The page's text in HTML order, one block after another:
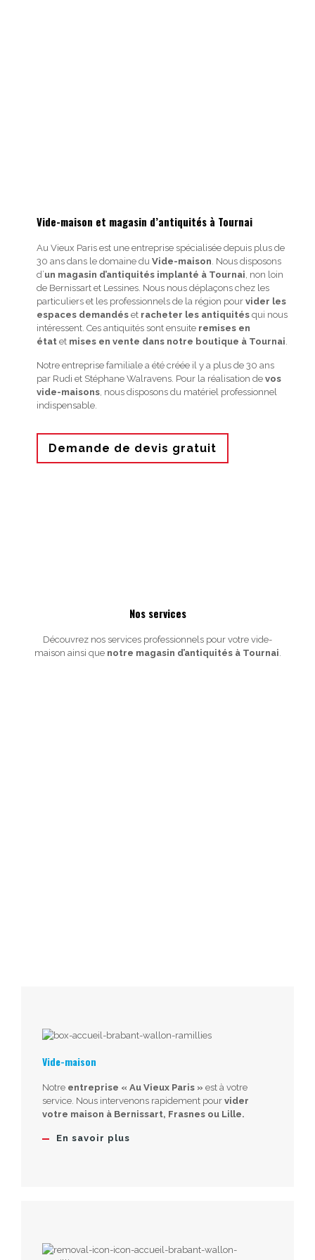
Vide-maison et magasin d’antiquités à Tournai
Au Vieux Paris est une entreprise spécialisée depuis plus de
30 ans dans le domaine du Vide-maison . Nous disposons
d’un magasin d’antiquités implanté à Tournai , non loin
de Bernissart et Lessines. Nous nous déplaçons chez les
particuliers et les professionnels de la région pour vider les
espaces demandéset racheter les antiquitésqui nous
intéressent. Ces antiquités sont ensuite remises en
étatet mises en vente dans notre boutique à Tournai
Notre entreprise familiale a été créée il y a plus de 30 ans
par Rudi et Stéphane Walravens. Pour la réalisation de vos
vide-maisons, nous disposons du matériel professionnel
indispensable.
Demande de devis gratuit
Nos services
Découvrez nos services professionnels pour votre vide-
maison ainsi que notre magasin d’antiquités à Tournai
Vide-maison
Notre entreprise « Au Vieux Paris » est à votre
service. Nous intervenons rapidement pour vider
votre maison à Bernissart, Frasnes ou Lille.
En savoir plus